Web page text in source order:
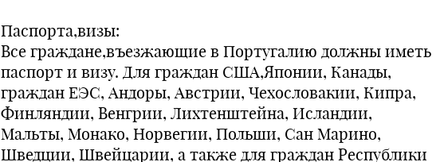
Паспорта,визы:
Все граждане,въезжающие в Португалию должны иметь
паспорт и визу. Для граждан США,Японии, Канады,
граждан ЕЭС, Андоры, Австрии, Чехословакии, Кипра,
Финляндии, Венгрии, Лихтенштейна, Исландии,
Мальты, Монако, Норвегии, Польши, Сан Марино,
Шведции, Швейцарии, а также для граждан Республики